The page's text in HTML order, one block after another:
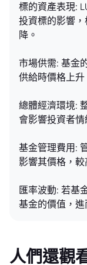
標的資產表現:
投資標的影響
降。
市場供需: 基金
供給時價格上升
總體經濟環境:
會影響投資者情
基金管理費用:
影響其價格，
匯率波動: 若基
基金的價值，進
人們還觀